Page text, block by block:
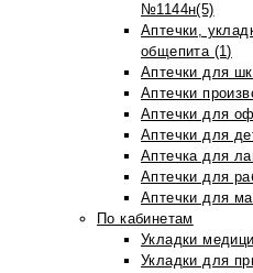
№1144н(5)
Аптечки,
общепита (1)
Аптечки для
Аптечки
Аптечки для
Аптечки для
Аптечка для
Аптечки для
Аптечки для
По кабинетам
Укладки
Укладки для